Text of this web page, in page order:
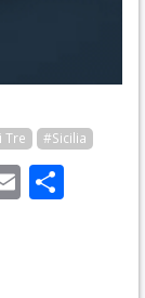
Tre #Sicilia
Email